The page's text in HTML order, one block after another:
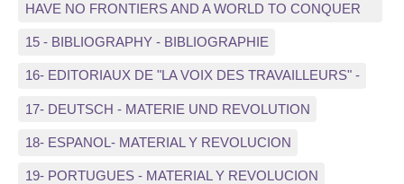
HAVE NO FRONTIERS AND A WORLD TO CONQUER
15 - BIBLIOGRAPHY - BIBLIOGRAPHIE
16- EDITORIAUX DE "LA VOIX DES TRAVAILLEURS" -
17- DEUTSCH - MATERIE UND REVOLUTION
18- ESPANOL- MATERIAL Y REVOLUCION
19- PORTUGUES - MATERIAL Y REVOLUCION